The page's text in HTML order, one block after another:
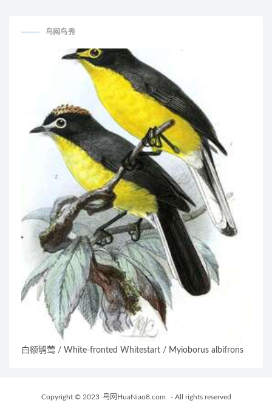
鸟网鸟秀
白额鸲莺 / White-fronted Whitestart / Myioborus albifrons
Copyright © 2023 鸟网HuaNiao8.com - All rights reserved